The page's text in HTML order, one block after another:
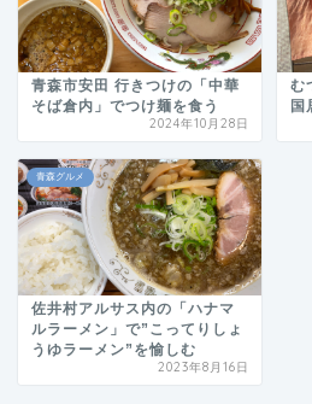
青森市安田 行きつけの「中華
そば倉内」でつけ麺を食う
2024年10月28日
む
国
青森グルメ
佐井村アルサス内の「ハナマ
ルラーメン」で”こってりしょ
うゆラーメン”を愉しむ
2023年8月16日